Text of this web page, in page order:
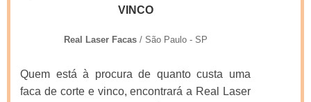
VINCO
Real Laser Facas/ São Paulo - SP
Quem está à procura de quanto custa uma
faca de corte e vinco, encontrará a Real Laser